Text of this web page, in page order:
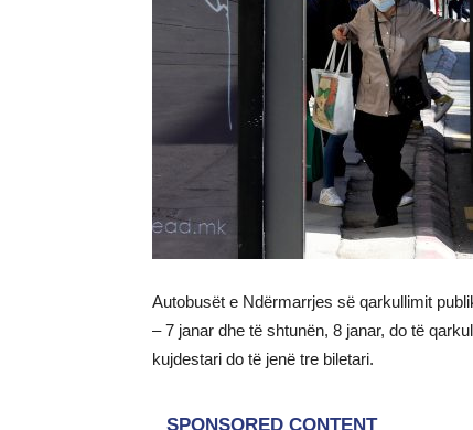
Autobusët e Ndërmarrjes së qarkullimit
– 7 janar dhe të shtunën, 8 janar, do të
kujdestari do të jenë tre biletari.